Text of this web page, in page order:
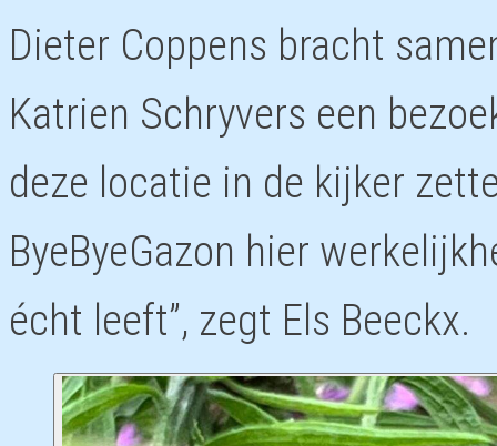
Dieter Coppens bracht
Katrien Schryvers een
deze locatie in de kijker
ByeByeGazon hier
écht leeft”, zegt Els Beeckx.